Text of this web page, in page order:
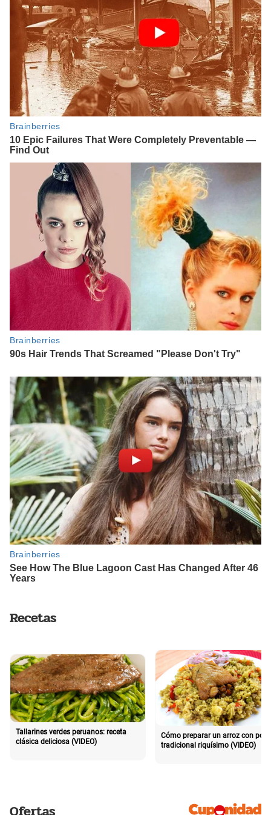
Recetas
Tallarines verdes peruanos: receta
clásica deliciosa (VIDEO)
Cómo preparar un arroz con pollo
tradicional riquísimo (VIDEO)